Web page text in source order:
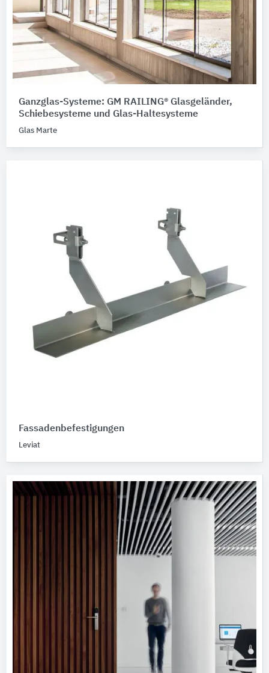
Ganzglas-Systeme: GM RAILING® Glasgeländer,
Schiebesysteme und Glas-Haltesysteme
Glas Marte
Fassadenbefestigungen
Leviat